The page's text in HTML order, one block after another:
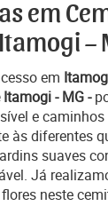
em
–
em
- MG -
e
às diferentes
suaves
Já
neste